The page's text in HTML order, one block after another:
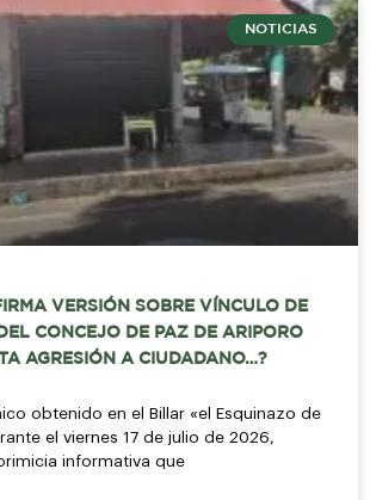
NOTICIAS
VERSIÓN SOBRE VÍNCULO DE
CONCEJO DE PAZ DE ARIPORO
AGRESIÓN A CIUDADANO…?
obtenido en el Billar «el Esquinazo de
el viernes 17 de julio de 2026,
informativa que